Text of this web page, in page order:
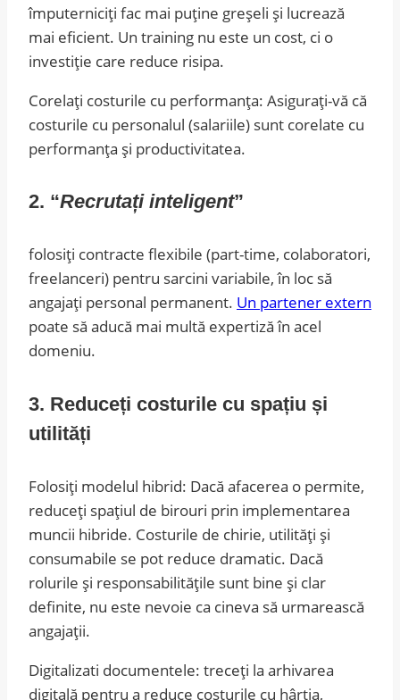
împuterniciți fac mai puține greșeli și lucrează
mai eficient. Un training nu este un cost, ci o
investiție care reduce risipa.
Corelați costurile cu performanța: Asigurați-vă că
costurile cu personalul (salariile) sunt corelate cu
performanța și productivitatea.
2. “Recrutați inteligent”
folosiți contracte flexibile (part-time, colaboratori,
freelanceri) pentru sarcini variabile, în loc să
angajați personal permanent. Un partener extern
poate să aducă mai multă expertiză în acel
domeniu.
3. Reduceți costurile cu spațiu și
utilități
Folosiți modelul hibrid: Dacă afacerea o permite,
reduceți spațiul de birouri prin implementarea
muncii hibride. Costurile de chirie, utilități și
consumabile se pot reduce dramatic. Dacă
rolurile și responsabilitățile sunt bine și clar
definite, nu este nevoie ca cineva să urmarească
angajații.
Digitalizati documentele: treceți la arhivarea
digitală pentru a reduce costurile cu hârtia,